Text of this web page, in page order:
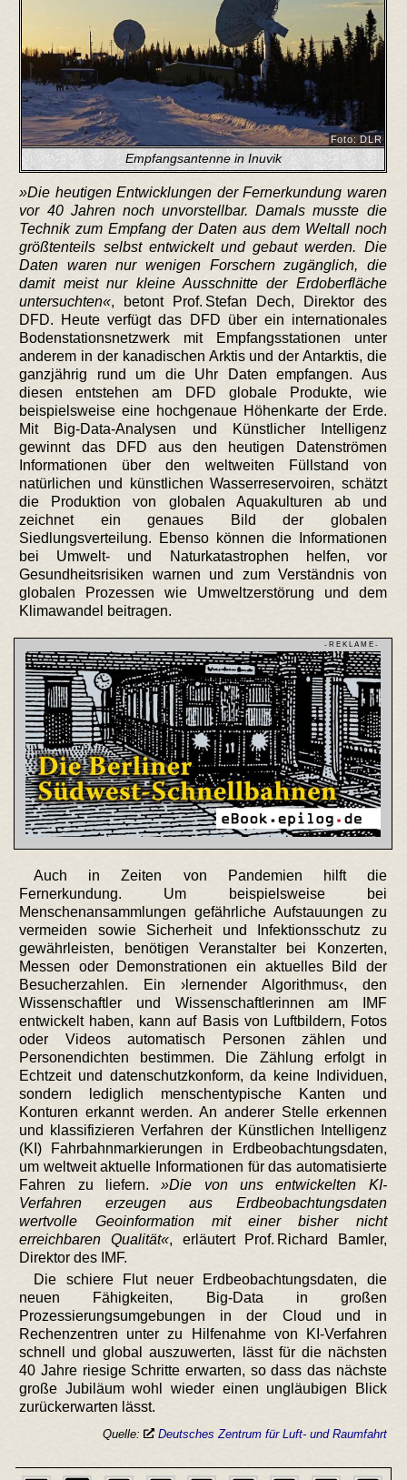
Foto: DLR
Emp­fangs­an­ten­ne in In­u­vik
Die heutigen Entwicklungen der Fernerkundung waren
vor 40 Jahren noch unvorstellbar. Damals musste die
Technik zum Empfang der Daten aus dem Weltall noch
größtenteils selbst entwickelt und gebaut werden. Die
Daten waren nur wenigen Forschern zugänglich, die
damit meist nur kleine Ausschnitte der Erdoberfläche
untersuchten , betont Prof. Stefan Dech, Direktor des
DFD. Heute verfügt das DFD über ein internationales
Bodenstationsnetzwerk mit Empfangsstationen unter
anderem in der kanadischen Arktis und der Antarktis, die
ganzjährig rund um die Uhr Daten empfangen. Aus
diesen entstehen am DFD globale Produkte, wie
beispielsweise eine hochgenaue Höhenkarte der Erde.
Mit Big-Data-Analysen und Künstlicher Intelligenz
gewinnt das DFD aus den heutigen Datenströmen
Informationen über den weltweiten Füllstand von
natürlichen und künstlichen Wasserreservoiren, schätzt
die Produktion von globalen Aquakulturen ab und
zeichnet ein genaues Bild der globalen
Siedlungsverteilung. Ebenso können die Informationen
bei Umwelt- und Naturkatastrophen helfen, vor
Gesundheitsrisiken warnen und zum Verständnis von
globalen Prozessen wie Umweltzerstörung und dem
Klimawandel beitragen.
- R E K L A M E -
Auch in Zeiten von Pandemien hilft die
Fernerkundung. Um beispielsweise bei
Menschenansammlungen gefährliche Aufstauungen zu
vermeiden sowie Sicherheit und Infektionsschutz zu
gewährleisten, benötigen Veranstalter bei Konzerten,
Messen oder Demonstrationen ein aktuelles Bild der
Besucherzahlen. Ein ›lernender Algorithmus‹, den
Wissenschaftler und Wissenschaftlerinnen am IMF
entwickelt haben, kann auf Basis von Luftbildern, Fotos
oder Videos automatisch Personen zählen und
Personendichten bestimmen. Die Zählung erfolgt in
Echtzeit und datenschutzkonform, da keine Individuen,
sondern lediglich menschentypische Kanten und
Konturen erkannt werden. An anderer Stelle erkennen
und klassifizieren Verfahren der Künstlichen Intelligenz
(KI) Fahrbahnmarkierungen in Erdbeobachtungsdaten,
um weltweit aktuelle Informationen für das automatisierte
Fahren zu liefern. Die von uns entwickelten KI-
Verfahren erzeugen aus Erdbeobachtungsdaten
wertvolle Geoinformation mit einer bisher nicht
erreichbaren Qualität , erläutert Prof. Richard Bamler,
Direktor des IMF.
Die schiere Flut neuer Erdbeobachtungsdaten, die
neuen Fähigkeiten, Big-Data in großen
Prozessierungsumgebungen in der Cloud und in
Rechenzentren unter zu Hilfenahme von KI-Verfahren
schnell und global auszuwerten, lässt für die nächsten
40 Jahre riesige Schritte erwarten, so dass das nächste
große Jubiläum wohl wieder einen ungläubigen Blick
zurückerwarten lässt.
Quelle: Deutsches Zentrum für Luft- und Raumfahrt